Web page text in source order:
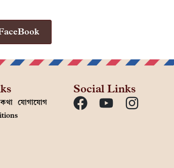
যোগাযোগ
Social Links